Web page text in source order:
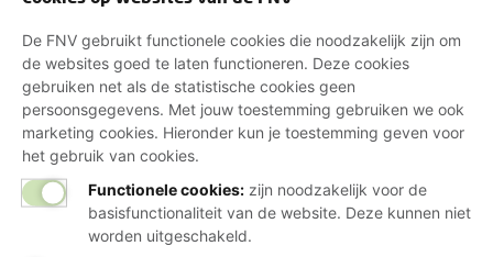
De FNV gebruikt functionele cookies die noodzakelijk zijn om
de websites goed te laten functioneren. Deze cookies
gebruiken net als de statistische cookies geen
persoonsgegevens. Met jouw toestemming gebruiken we ook
marketing cookies. Hieronder kun je toestemming geven voor
het gebruik van cookies.
Functionele cookies: zijn noodzakelijk voor de
basisfunctionaliteit van de website. Deze kunnen niet
worden uitgeschakeld.